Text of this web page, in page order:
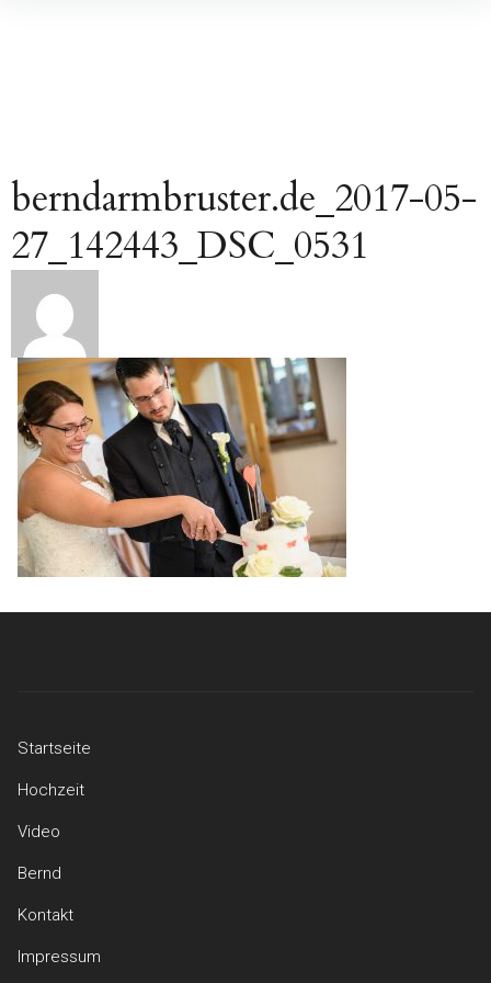
berndarmbruster.de_2017-05-
27_142443_DSC_0531
Beitragsnavigation
Startseite
Hochzeit
Video
Bernd
Kontakt
Impressum